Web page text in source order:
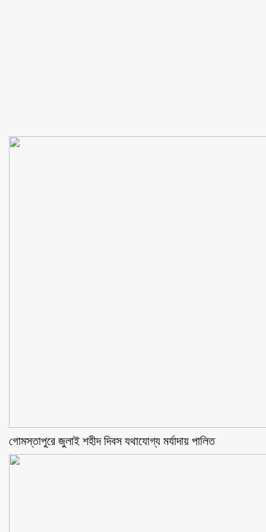
গোমস্তাপুরে জুলাই শহীদ দিবস যথাযোগ্য মর্যাদায় পালিত